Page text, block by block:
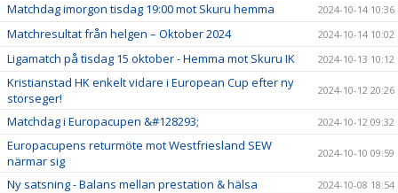
Matchdag imorgon tisdag 19:00 mot Skuru hemma 2024-10-14 10:36
Matchresultat från helgen – Oktober 2024 2024-10-14 10:02
Ligamatch på tisdag 15 oktober - Hemma mot Skuru IK 2024-10-13 10:12
Kristianstad HK enkelt vidare i European Cup efter ny
storseger!
2024-10-12 20:26
Matchdag i Europacupen &#128293; 2024-10-12 09:32
Europacupens returmöte mot Westfriesland SEW
närmar sig
2024-10-10 09:59
Ny satsning - Balans mellan prestation & hälsa 2024-10-08 18:54